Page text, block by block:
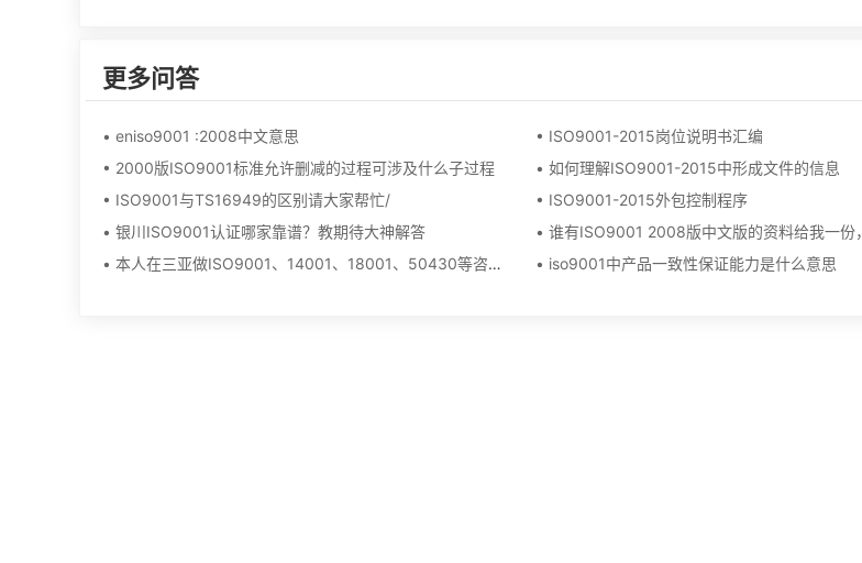
更多问答
• eniso9001 :2008中文意思
• 2000版ISO9001标准允许删减的过程可涉及什么子过程
• ISO9001与TS16949的区别请大家帮忙/
• 银川ISO9001认证哪家靠谱？教期待大神解答
• 本人在三亚做ISO9001、14001、18001、50430等咨询认证，有要做这方面认证的企业吗？
• ISO9001-2015岗位说明书汇编
• 如何理解ISO9001-2015中形成文件的信息
• ISO9001-2015外包控制程序
• iso9001中产品一致性保证能力是什么意思